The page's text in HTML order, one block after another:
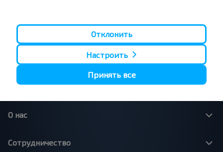
Вильнюс - Минск
Москва - Брест
Минск - Варшава
Москва - Барановичи
Брест - Люблин
Брест - Варшава
О нас
Сотрудничество
Отклонить
Настроить
Принять все